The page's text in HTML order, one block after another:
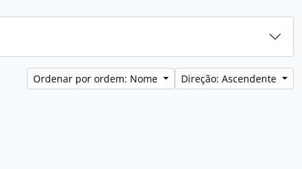
Ordenar por ordem: Nome Direção: Ascendente